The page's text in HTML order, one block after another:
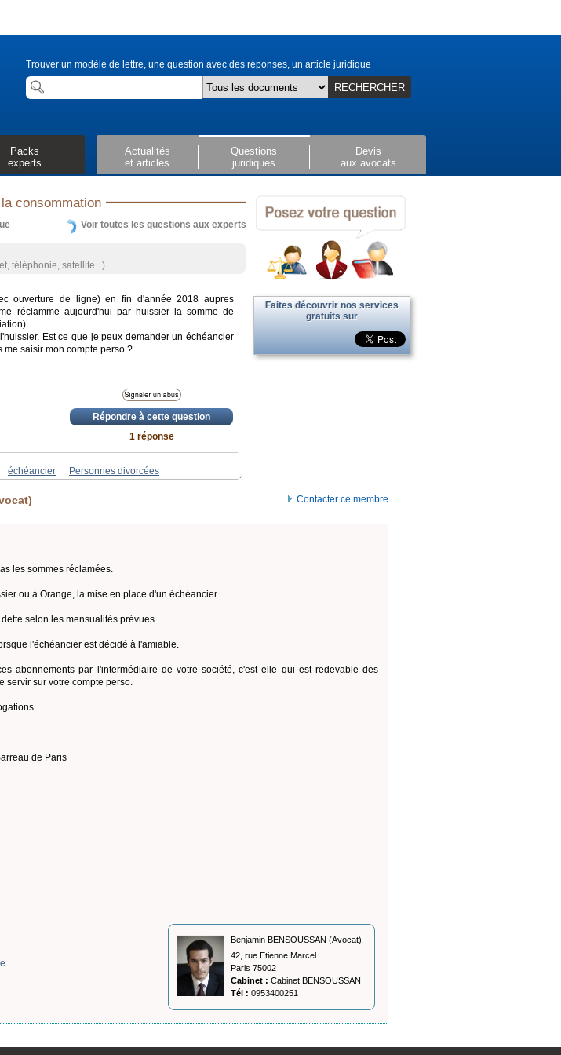
Trouver un modèle de lettre, une question avec des réponses, un article juridique
RECHERCHER
Packs
experts
Actualités
et articles
Questions
juridiques
Devis
aux avocats
consommation
Voir toutes les questions aux experts
téléphonie, satellite...)
ouverture de ligne) en fin d'année 2018 aupres
réclamme aujourd'hui par huissier la somme de
Est ce que je peux demander un échéancier
me saisir mon compte perso ?
Répondre à cette question
1 réponse
échéancier Personnes divorcées
Contacter ce membre
les sommes réclamées.
ou à Orange, la mise en place d'un échéancier.
selon les mensualités prévues.
l'échéancier est décidé à l'amiable.
abonnements par l'intermédiaire de votre société, c'est elle qui est redevable des
servir sur votre compte perso.
de Paris
Benjamin BENSOUSSAN (Avocat)
42, rue Etienne Marcel
Paris 75002
Cabinet : Cabinet BENSOUSSAN
Tél : 0953400251
Faites découvrir nos services
gratuits sur